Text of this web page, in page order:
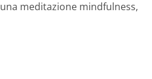
meditazione mindfulness,